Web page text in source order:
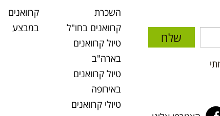
שלח
השכרת
קרוואנים בחו"ל
טיול קרוואנים
בארה"ב
טיול קרוואנים
באירופה
טיולי קרוואנים
קרוואנים
במבצע